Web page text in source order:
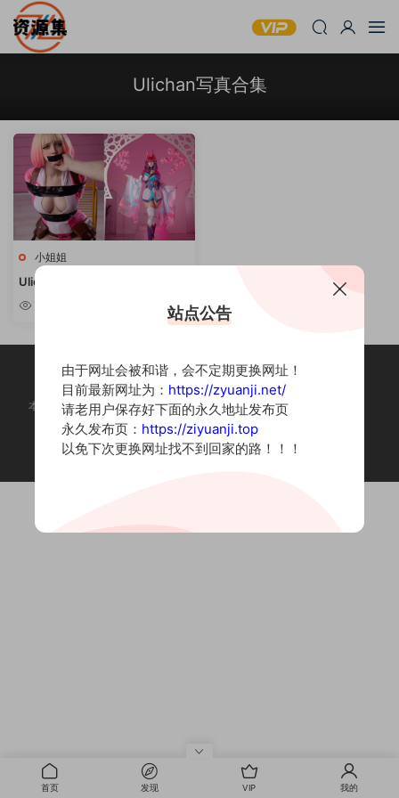
Ulichan写真合集
小姐姐
Ulichan – 性感又可爱写真合集
[持续更新]
7.92k
本站为摄影写真图片网站，内容来自网络收集整理，仅作个人学习使用。
如有违法内容请联系删除
Copyright © 2022 资源集
首页 发现 VIP 我的
站点公告
由于网址会被和谐，会不定期更换网址！
目前最新网址为： https://zyuanji.net/
请老用户保存好下面的永久地址发布页
永久发布页： https://ziyuanji.top
以免下次更换网址找不到回家的路！！！